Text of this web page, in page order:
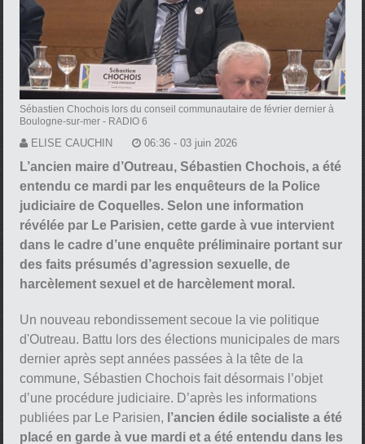
Sébastien Chochois lors du conseil communautaire de février dernier à
Boulogne-sur-mer- RADIO 6
ELISE CAUCHIN 06:36 - 03 juin 2026
L’ancien maire d’Outreau, Sébastien Chochois, a été
entendu ce mardi par les enquêteurs de la Police
judiciaire de Coquelles. Selon une information
révélée par Le Parisien, cette garde à vue intervient
dans le cadre d’une enquête préliminaire portant sur
des faits présumés d’agression sexuelle, de
harcèlement sexuel et de harcèlement moral.
Un nouveau rebondissement secoue la vie politique
d'Outreau. Battu lors des élections municipales de mars
dernier après sept années passées à la tête de la
commune, Sébastien Chochois fait désormais l’objet
d’une procédure judiciaire. D’après les informations
publiées par Le Parisien, l’ancien édile socialiste a été
placé en garde à vue mardi et a été entendu dans les